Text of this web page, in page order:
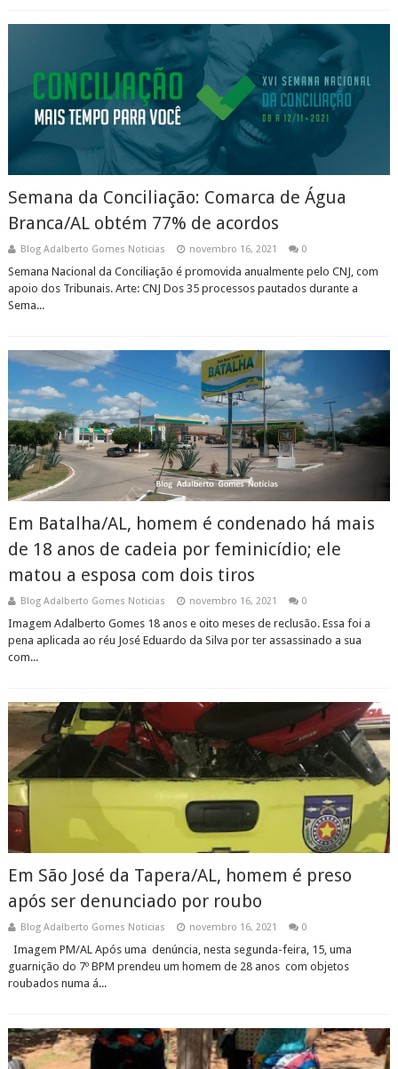
Semana da Conciliação: Comarca de Água
Branca/AL obtém 77% de acordos
Blog Adalberto Gomes Noticias novembro 16, 2021 0
Semana Nacional da Conciliação é promovida anualmente pelo CNJ, com
apoio dos Tribunais. Arte: CNJ Dos 35 processos pautados durante a
Sema...
Em Batalha/AL, homem é condenado há mais
de 18 anos de cadeia por feminicídio; ele
matou a esposa com dois tiros
Blog Adalberto Gomes Noticias novembro 16, 2021 0
Imagem Adalberto Gomes 18 anos e oito meses de reclusão. Essa foi a
pena aplicada ao réu José Eduardo da Silva por ter assassinado a sua
com...
Em São José da Tapera/AL, homem é preso
após ser denunciado por roubo
Blog Adalberto Gomes Noticias novembro 16, 2021 0
Imagem PM/AL Após uma denúncia, nesta segunda-feira, 15, uma
guarnição do 7º BPM prendeu um homem de 28 anos com objetos
roubados numa á...